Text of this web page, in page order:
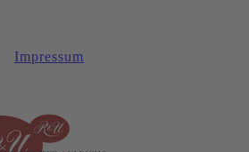
Impressum